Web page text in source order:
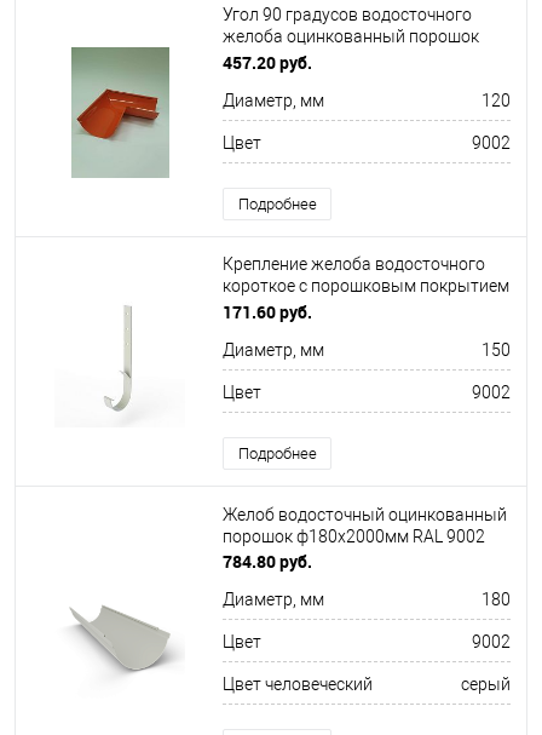
Угол 90 градусов водосточного
желоба оцинкованный порошок
ф120х400х400мм RAL 9002
457.20 руб.
Диаметр, мм 120
Цвет 9002
Подробнее
Крепление желоба водосточного
короткое c порошковым покрытием
ф220x350мм RAL 9002
171.60 руб.
Диаметр, мм 150
Цвет 9002
Подробнее
Желоб водосточный оцинкованный
порошок ф180х2000мм RAL 9002
784.80 руб.
Диаметр, мм 180
Цвет 9002
Цвет человеческий серый